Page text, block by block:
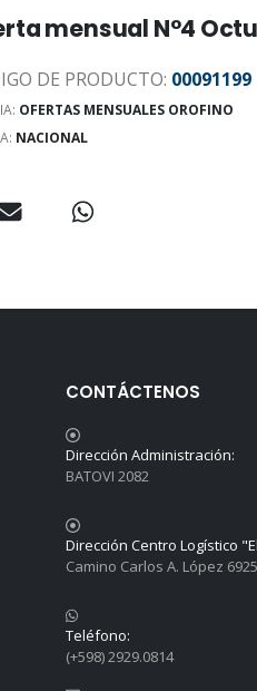
mensual N°4
DE PRODUCTO: 00091199
OFERTAS MENSUALES OROFINO
NACIONAL
CONTÁCTENOS
Dirección Administración:
BATOVI 2082
Dirección Centro Logístico
Camino Carlos A. López 6925
Teléfono:
(+598) 2929.0814